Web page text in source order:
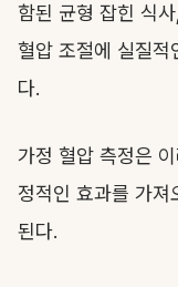
함된 균형 잡힌 식
혈압 조절에 실질적
다.
가정 혈압 측정은
정적인 효과를 가
된다.